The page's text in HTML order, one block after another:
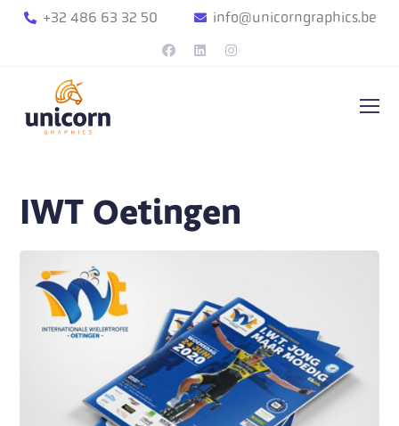
+32 486 63 32 50 info@unicorngraphics.be
IWT Oetingen